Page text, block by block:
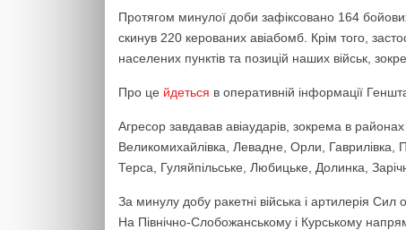
Протягом минулої доби зафіксовано 164
скинув 220 керованих авіабомб. Крім того,
населених пунктів та позицій наших військ,
Про це йдеться в оперативній інформації
Агресор завдавав авіаударів, зокрема в
Великомихайлівка, Левадне, Орли, Гаврилівка,
Терса, Гуляйпільське, Любицьке, Долинка,
За минулу добу ракетні війська і артилерія
На Північно-Слобожанському і Курському